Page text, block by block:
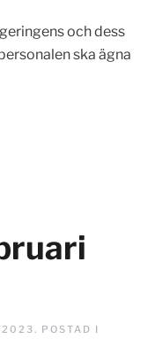
och dess
ska ägna
2023. POSTAD I